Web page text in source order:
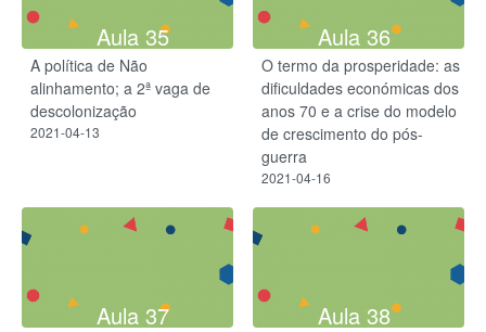
Aula 35
A política de Não
alinhamento; a 2ª vaga de
descolonização
2021-04-13
Aula 36
O termo da prosperidade: as
dificuldades económicas dos
anos 70 e a crise do modelo
de crescimento do pós-
guerra
2021-04-16
Aula 37 Aula 38